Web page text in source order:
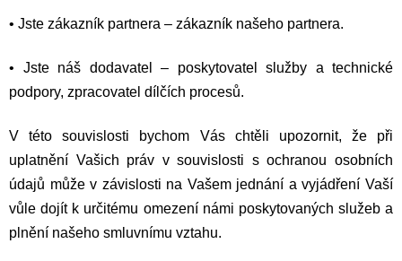
• Jste zákazník partnera – zákazník našeho partnera.
• Jste náš dodavatel – poskytovatel služby a technické
podpory, zpracovatel dílčích procesů.
V této souvislosti bychom Vás chtěli upozornit, že při
uplatnění Vašich práv v souvislosti s ochranou osobních
údajů může v závislosti na Vašem jednání a vyjádření Vaší
vůle dojít k určitému omezení námi poskytovaných služeb a
plnění našeho smluvnímu vztahu.